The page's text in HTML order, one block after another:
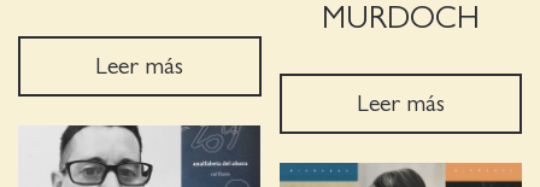
Leer más
MURDOCH
Leer más